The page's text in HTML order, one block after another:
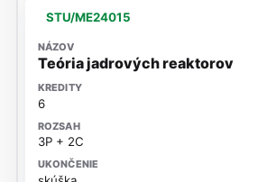
STU/ME24015
Teória jadrových reaktorov
6
3P + 2C